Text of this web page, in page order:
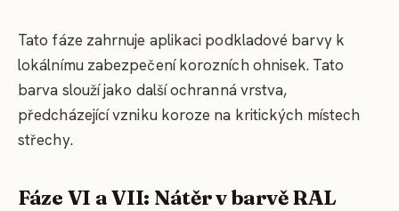
Tato fáze zahrnuje aplikaci podkladové barvy k
lokálnímu zabezpečení korozních ohnisek. Tato
barva slouží jako další ochranná vrstva,
předcházející vzniku koroze na kritických místech
střechy.
Fáze VI a VII: Nátěr v barvě RAL